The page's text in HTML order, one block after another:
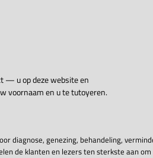
— u op deze website en
voornaam en u te tutoyeren.
diagnose, genezing, behandeling,
de klanten en lezers ten sterkste aan om